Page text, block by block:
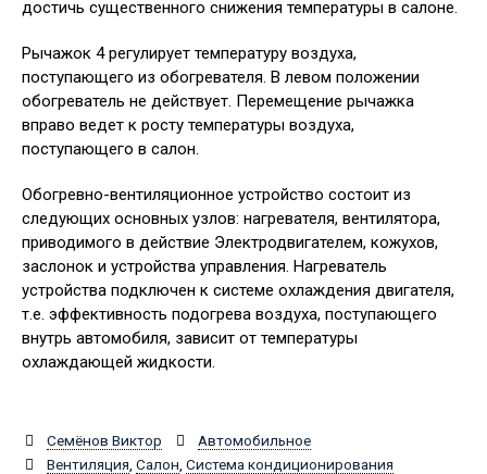
достичь существенного снижения температуры в салоне.
Рычажок 4 регулирует температуру воздуха,
поступающего из обогревателя. В левом положении
обогреватель не действует. Перемещение рычажка
вправо ведет к росту температуры воздуха,
поступающего в салон.
Обогревно-вентиляционное устройство состоит из
следующих основных узлов: нагревателя, вентилятора,
приводимого в действие Электродвигателем, кожухов,
заслонок и устройства управления. Нагреватель
устройства подключен к системе охлаждения двигателя,
т.е. эффективность подогрева воздуха, поступающего
внутрь автомобиля, зависит от температуры
охлаждающей жидкости.
Семёнов Виктор
Автомобильное
Вентиляция Салон Система кондиционирования